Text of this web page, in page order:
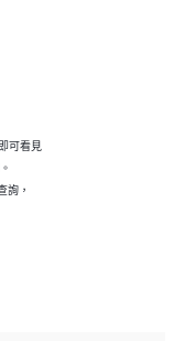
可看見
詢，